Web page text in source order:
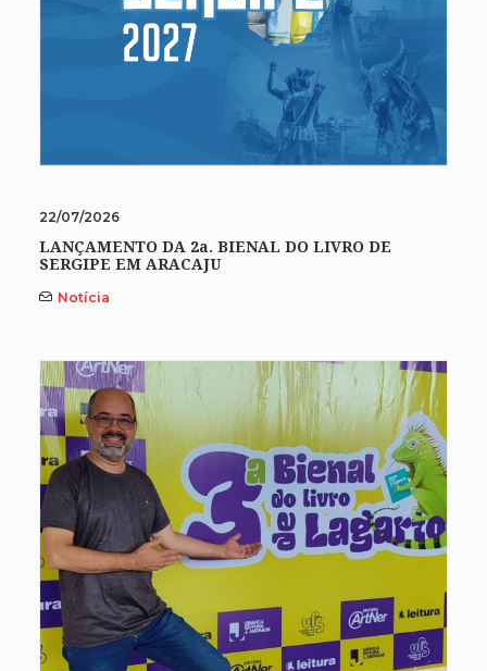
22/07/2026
LANÇAMENTO DA 2a. BIENAL DO LIVRO DE
SERGIPE EM ARACAJU
Notícia